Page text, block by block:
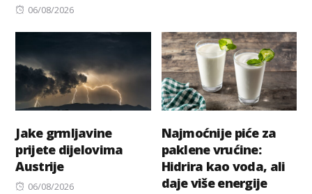
Posted
06/08/2026
Jake grmljavine
prijete dijelovima
Austrije
Posted
06/08/2026
Najmoćnije piće za
paklene vrućine:
Hidrira kao voda, ali
daje više energije